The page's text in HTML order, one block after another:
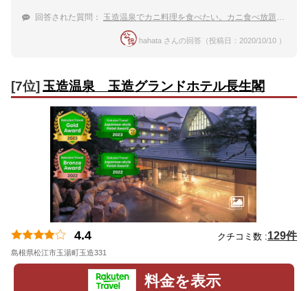
回答された質問： 玉造温泉でカニ料理を食べたい。カニ食べ放題などがお得な宿を知りませんか？
hahata さんの回答（投稿日：2020/10/10 ）
[7位] 玉造温泉 玉造グランドホテル長生閣
4.4 クチコミ数 :129件
島根県松江市玉湯町玉造331
料金を表示